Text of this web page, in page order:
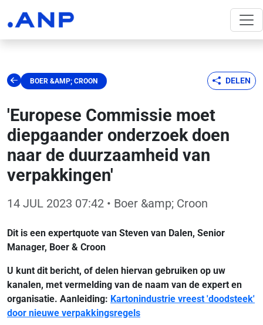
BOER &AMP; CROON DELEN
'Europese Commissie moet
diepgaander onderzoek doen
naar de duurzaamheid van
verpakkingen'
14 JUL 2023 07:42 • Boer &amp; Croon
Dit is een expertquote van Steven van Dalen, Senior
Manager, Boer & Croon
U kunt dit bericht, of delen hiervan gebruiken op uw
kanalen, met vermelding van de naam van de expert en
organisatie. Aanleiding: Kartonindustrie vreest 'doodsteek'
door nieuwe verpakkingsregels